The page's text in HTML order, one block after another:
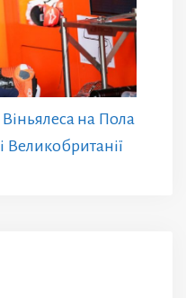
на Пола
Великобританії